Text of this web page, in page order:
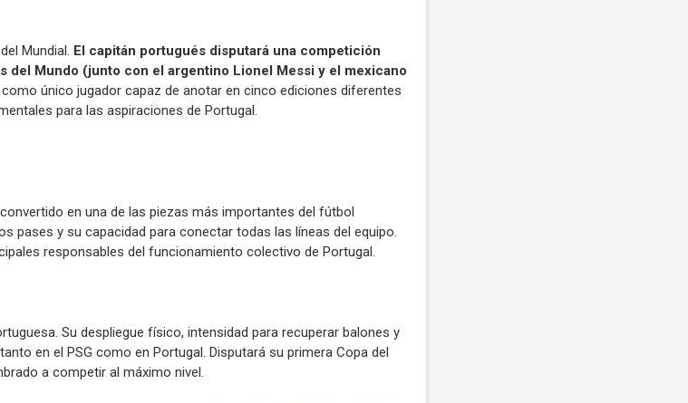
Mundial. El capitán portugués disputará una competición
Mundo (junto con el argentino Lionel Messi y el mexicano
único jugador capaz de anotar en cinco ediciones diferentes
para las aspiraciones de Portugal.
en una de las piezas más importantes del fútbol
pases y su capacidad para conectar todas las líneas del equipo.
responsables del funcionamiento colectivo de Portugal.
Su despliegue físico, intensidad para recuperar balones y
en el PSG como en Portugal. Disputará su primera Copa del
a competir al máximo nivel.